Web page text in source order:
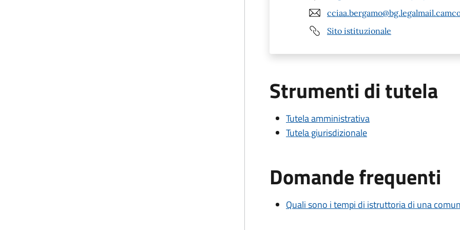
Sito istituzionale
Strumenti di tutela
Tutela amministrativa
Tutela giurisdizionale
Domande frequenti
Quali sono i tempi di istruttoria di una